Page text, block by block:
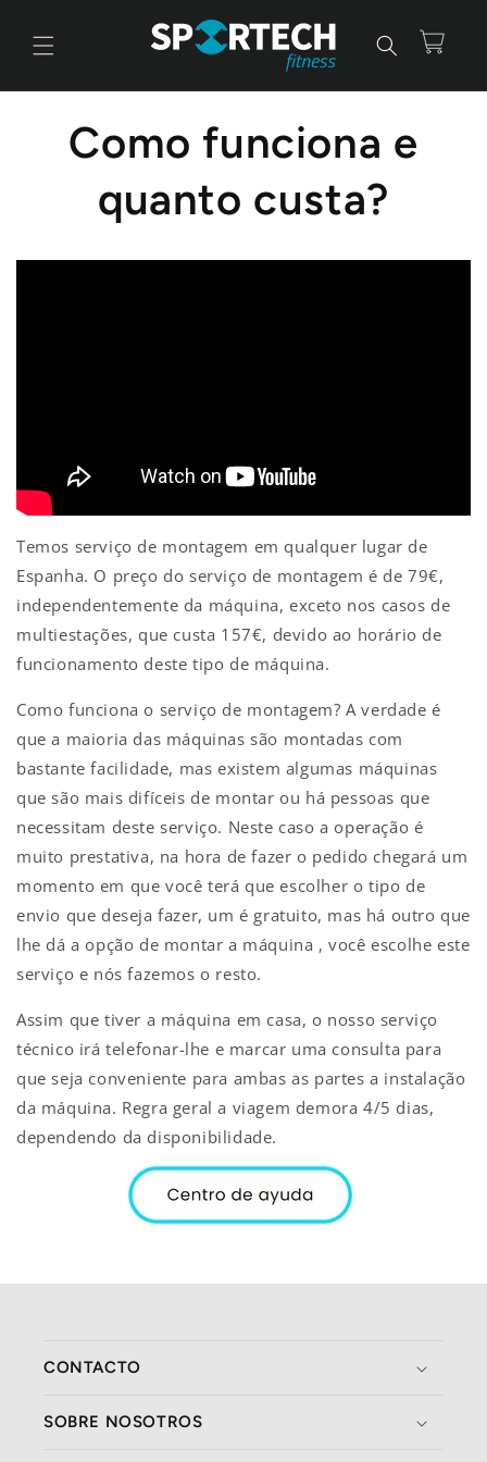
conteúdo
Carrinho
Como funciona e
quanto custa?
Temos serviço de montagem em qualquer lugar de
Espanha. O preço do serviço de montagem é de 79€,
independentemente da máquina, exceto nos casos de
multiestações, que custa 157€, devido ao horário de
funcionamento deste tipo de máquina.
Como funciona o serviço de montagem? A verdade é
que a maioria das máquinas são montadas com
bastante facilidade, mas existem algumas máquinas
que são mais difíceis de montar ou há pessoas que
necessitam deste serviço. Neste caso a operação é
muito prestativa, na hora de fazer o pedido chegará um
momento em que você terá que escolher o tipo de
envio que deseja fazer, um é gratuito, mas há outro que
lhe dá a opção de montar a máquina , você escolhe este
serviço e nós fazemos o resto.
Assim que tiver a máquina em casa, o nosso serviço
técnico irá telefonar-lhe e marcar uma consulta para
que seja conveniente para ambas as partes a instalação
da máquina. Regra geral a viagem demora 4/5 dias,
dependendo da disponibilidade.
CONTACTO
SOBRE NOSOTROS